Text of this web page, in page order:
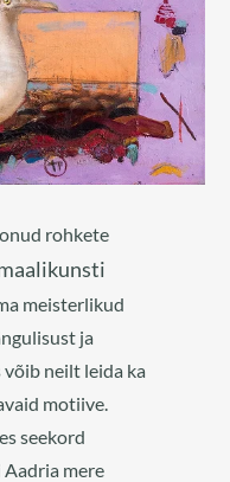
rohkete
meisterlikud
ja
neilt leida ka
motiive.
seekord
mere